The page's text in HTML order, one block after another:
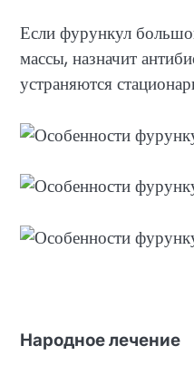
Если фурункул
массы, назначит
устраняются
Народное лечение